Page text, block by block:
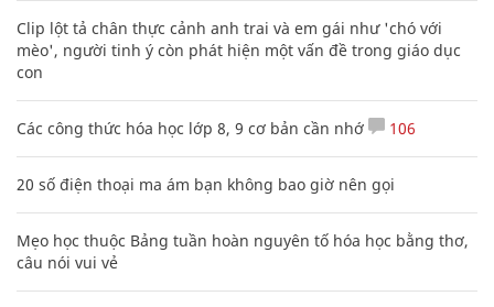
Clip lột tả chân thực cảnh anh trai và em gái như 'chó với
mèo', người tinh ý còn phát hiện một vấn đề trong giáo dục
con
Các công thức hóa học lớp 8, 9 cơ bản cần nhớ 106
20 số điện thoại ma ám bạn không bao giờ nên gọi
Mẹo học thuộc Bảng tuần hoàn nguyên tố hóa học bằng thơ,
câu nói vui vẻ